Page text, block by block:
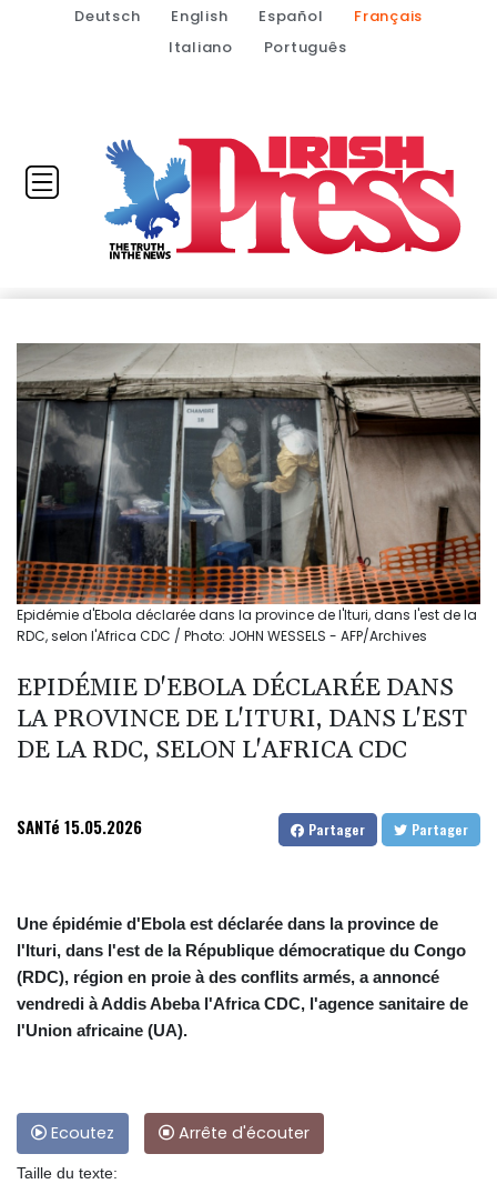
Deutsch English Español
Français
Italiano
Português
Epidémie d'Ebola déclarée dans la province de l'Ituri, dans l'est de la
RDC, selon l'Africa CDC / Photo: JOHN WESSELS - AFP/Archives
EPIDÉMIE D'EBOLA DÉCLARÉE DANS
LA PROVINCE DE L'ITURI, DANS L'EST
DE LA RDC, SELON L'AFRICA CDC
SANTé 15.05.2026 Partager Partager
Une épidémie d'Ebola est déclarée dans la province de
l'Ituri, dans l'est de la République démocratique du Congo
(RDC), région en proie à des conflits armés, a annoncé
vendredi à Addis Abeba l'Africa CDC, l'agence sanitaire de
l'Union africaine (UA).
Ecoutez Arrête d'écouter
Taille du texte: